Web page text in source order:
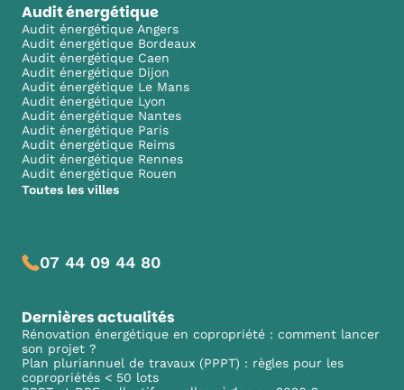
Audit énergétique
Audit énergétique Angers
Audit énergétique Bordeaux
Audit énergétique Caen
Audit énergétique Dijon
Audit énergétique Le Mans
Audit énergétique Lyon
Audit énergétique Nantes
Audit énergétique Paris
Audit énergétique Reims
Audit énergétique Rennes
Audit énergétique Rouen
Toutes les villes
07 44 09 44 80
Dernières actualités
Rénovation énergétique en copropriété : comment lancer
son projet ?
Plan pluriannuel de travaux (PPPT) : règles pour les
copropriétés < 50 lots